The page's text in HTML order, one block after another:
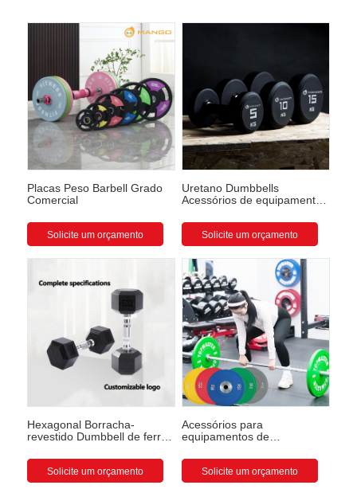
Placas Peso Barbell Grado
Comercial
Solicite um orçamento
Uretano Dumbbells
Acessórios de equipamento
Solicite um orçamento
Hexagonal Borracha-
revestido Dumbbell de ferro
Solicite um orçamento
Acessórios para
equipamentos de
com revestimento colorido
Solicite um orçamento